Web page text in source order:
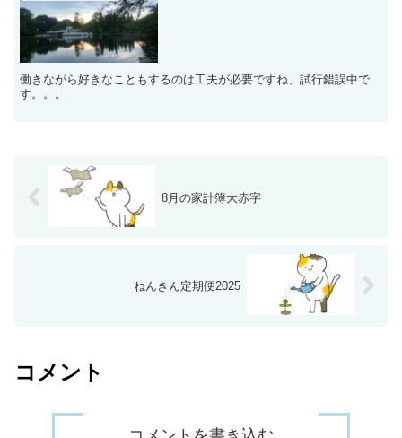
働きながら好きなこともするのは工夫が必要ですね、試行錯誤中で
す。。。
8月の家計簿大赤字
ねんきん定期便2025
コメント